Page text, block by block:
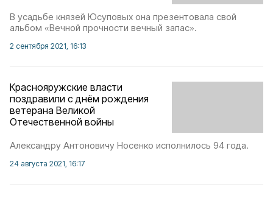
В усадьбе князей Юсуповых она презентовала свой
альбом «Вечной прочности вечный запас».
2 сентября 2021, 16:13
Краснояружские власти
поздравили с днём рождения
ветерана Великой
Отечественной войны
Александру Антоновичу Носенко исполнилось 94 года.
24 августа 2021, 16:17